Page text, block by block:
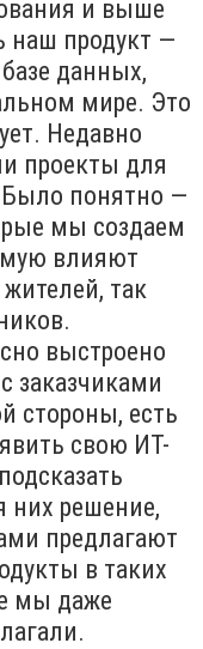
и выше
наш продукт —
данных,
мире. Это
Недавно
проекты для
понятно —
мы создаем
влияют
так
выстроено
заказчиками
стороны, есть
свою ИТ-
них решение,
предлагают
в таких
мы даже